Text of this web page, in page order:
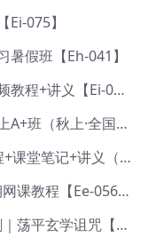
075】
假班【Eh-041】
2025羊羊高三地理高考复习视频教程+讲义【Ei-051】
希望学2025初三语文培训班秋上A+班（秋上·全国版·A+）【Da-031】
2024柳宁初二语文a+视频教程+课堂笔记+讲义（暑假班+秋季班）【Da-003】
2026年周芳煜高一生物上学期网课教程【Ee-056】
2025年叁月聚粮语文百日冲刺｜荡平玄学诅咒【Ea-001】